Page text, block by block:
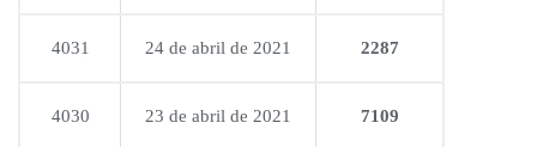
4031 24 de abril de 2021 2287
4030 23 de abril de 2021 7109